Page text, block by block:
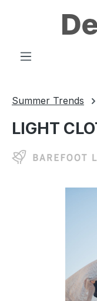
Passa al contenuto
Summer Trends
LIGHT